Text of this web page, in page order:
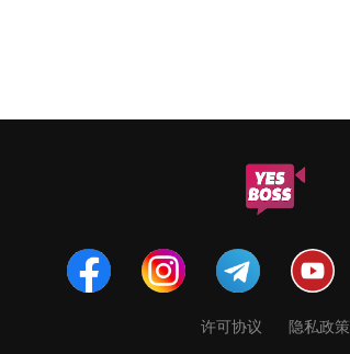
许可协议 隐私政策